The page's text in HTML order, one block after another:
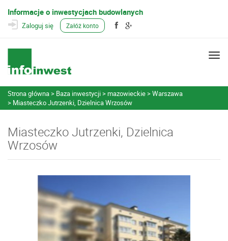
Informacje o inwestycjach budowlanych
Zaloguj się Załóż konto
Strona główna Baza inwestycji mazowieckie
Warszawa
Miasteczko Jutrzenki, Dzielnica Wrzosów
Miasteczko Jutrzenki, Dzielnica
Wrzosów